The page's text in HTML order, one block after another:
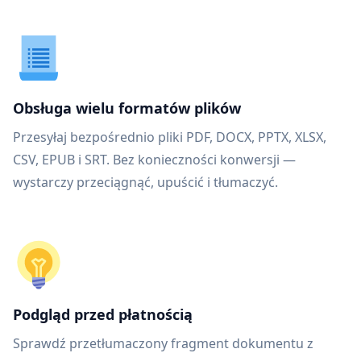
Obsługa wielu formatów plików
Przesyłaj bezpośrednio pliki PDF, DOCX, PPTX, XLSX,
CSV, EPUB i SRT. Bez konieczności konwersji —
wystarczy przeciągnąć, upuścić i tłumaczyć.
Podgląd przed płatnością
Sprawdź przetłumaczony fragment dokumentu z